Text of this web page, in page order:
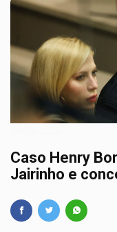
Caso Henry
Jairinho e